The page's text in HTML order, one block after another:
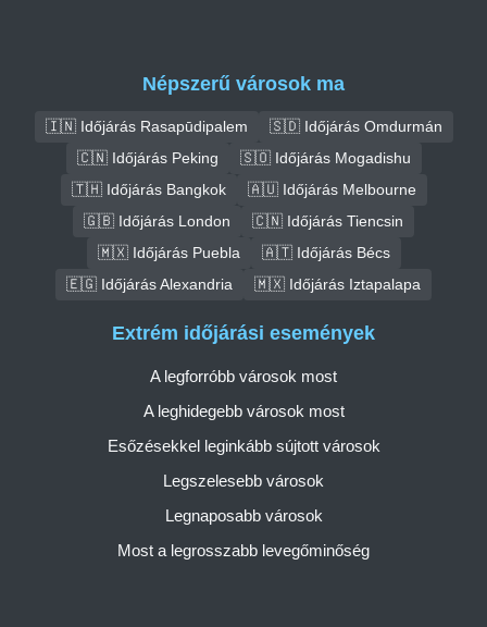
Népszerű városok ma
🇮🇳 Időjárás Rasapūdipalem
🇸🇩 Időjárás Omdurmán
🇨🇳 Időjárás Peking
🇸🇴 Időjárás Mogadishu
🇹🇭 Időjárás Bangkok
🇦🇺 Időjárás Melbourne
🇬🇧 Időjárás London
🇨🇳 Időjárás Tiencsin
🇲🇽 Időjárás Puebla
🇦🇹 Időjárás Bécs
🇪🇬 Időjárás Alexandria
🇲🇽 Időjárás Iztapalapa
Extrém időjárási események
A legforróbb városok most
A leghidegebb városok most
Esőzésekkel leginkább sújtott városok
Legszelesebb városok
Legnaposabb városok
Most a legrosszabb levegőminőség